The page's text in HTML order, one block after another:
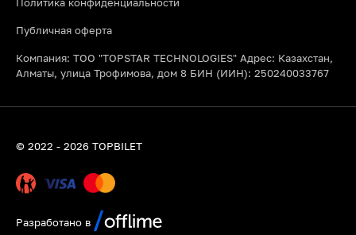
Политика конфиденциальности
Публичная оферта
Компания: ТОО "TOPSTAR TECHNOLOGIES" Адрес: Казахстан,
Алматы, улица Трофимова, дом 8 БИН (ИИН): 250240033767
© 2022 - 2026 TOPBILET
Разработано в